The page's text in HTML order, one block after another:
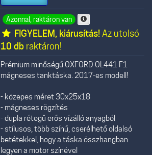
Azonnal, raktáron van
FIGYELEM, kiárusítás! Az utolsó
10 db raktáron!
Prémium minőségű OXFORD OL441 F1
mágneses tanktáska. 2017-es modell!
- közepes méret 30x25x18
- mágneses rögzítés
- dupla rétegű erős vízálló anyagból
- stílusos, több színű, cserélhető oldalsó
betétekkel, hogy a táska összhangban
legyen a motor színével